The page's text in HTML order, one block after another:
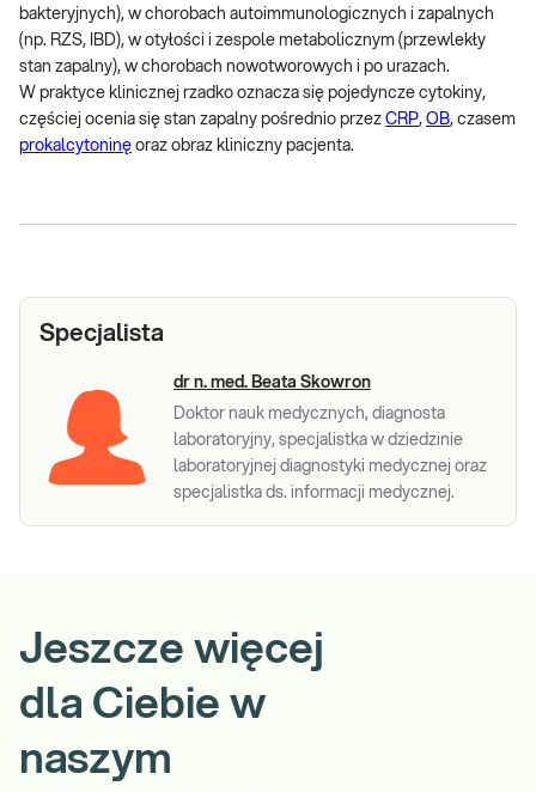
bakteryjnych), w chorobach autoimmunologicznych i zapalnych
(np. RZS, IBD), w otyłości i zespole metabolicznym (przewlekły
stan zapalny), w chorobach nowotworowych i po urazach.
W praktyce klinicznej rzadko oznacza się pojedyncze cytokiny,
częściej ocenia się stan zapalny pośrednio przez CRP, OB, czasem
prokalcytoninę oraz obraz kliniczny pacjenta.
Specjalista
dr n. med. Beata Skowron
Doktor nauk medycznych, diagnosta
laboratoryjny, specjalistka w dziedzinie
laboratoryjnej diagnostyki medycznej oraz
specjalistka ds. informacji medycznej.
Jeszcze więcej
dla Ciebie w
naszym